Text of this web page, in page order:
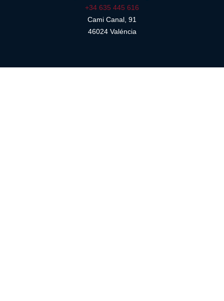
+34 635 445 616
Cami Canal, 91
46024 Valéncia